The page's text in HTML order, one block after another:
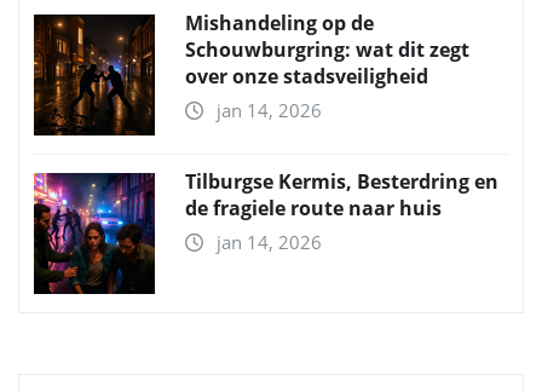
Mishandeling op de
Schouwburgring: wat dit zegt
over onze stadsveiligheid
jan 14, 2026
Tilburgse Kermis, Besterdring en
de fragiele route naar huis
jan 14, 2026